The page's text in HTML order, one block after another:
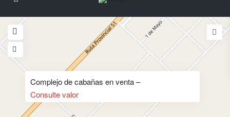
Complejo de cabañas en venta –
Consulte valor